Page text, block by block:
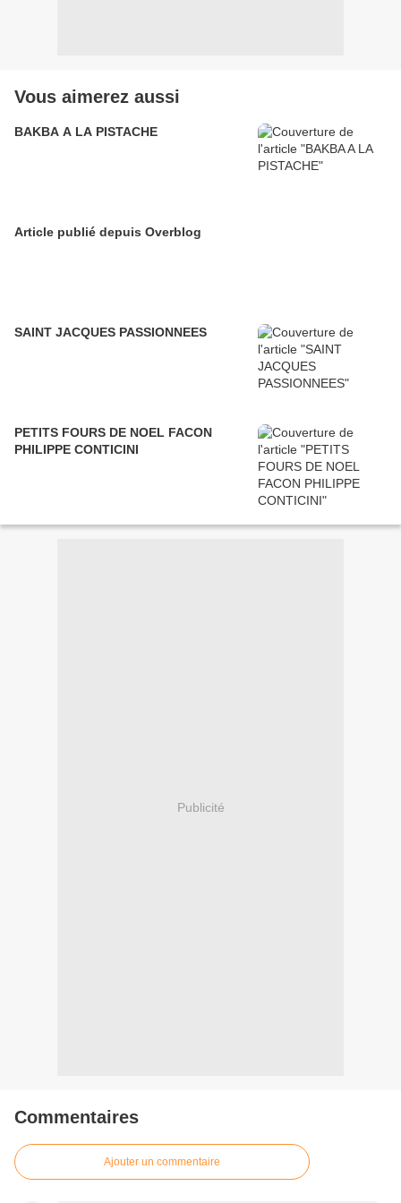
Vous aimerez aussi
BAKBA A LA PISTACHE
Article publié depuis Overblog
SAINT JACQUES PASSIONNEES
PETITS FOURS DE NOEL FACON
PHILIPPE CONTICINI
Publicité
Commentaires
Ajouter un commentaire